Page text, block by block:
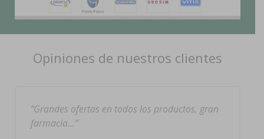
Opiniones de nuestros clientes
Grandes ofertas en todos los productos, gran
farmacia…